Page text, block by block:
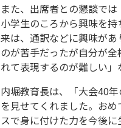
また、出席者との懇談で
小学生のころから興味を
来は、通訳などに興味が
のが苦手だったが自分が
れて表現するのが難しい」
内堀教育長は、「大会40
を見せてくれました。お
スで身に付けた力を今後に